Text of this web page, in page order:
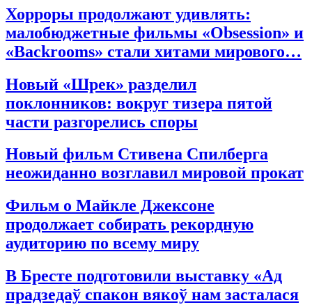
Хорроры продолжают удивлять:
малобюджетные фильмы «Obsession» и
«Backrooms» стали хитами мирового…
Новый «Шрек» разделил
поклонников: вокруг тизера пятой
части разгорелись споры
Новый фильм Стивена Спилберга
неожиданно возглавил мировой прокат
Фильм о Майкле Джексоне
продолжает собирать рекордную
аудиторию по всему миру
В Бресте подготовили выставку «Ад
прадзедаў спакон вякоў нам засталася